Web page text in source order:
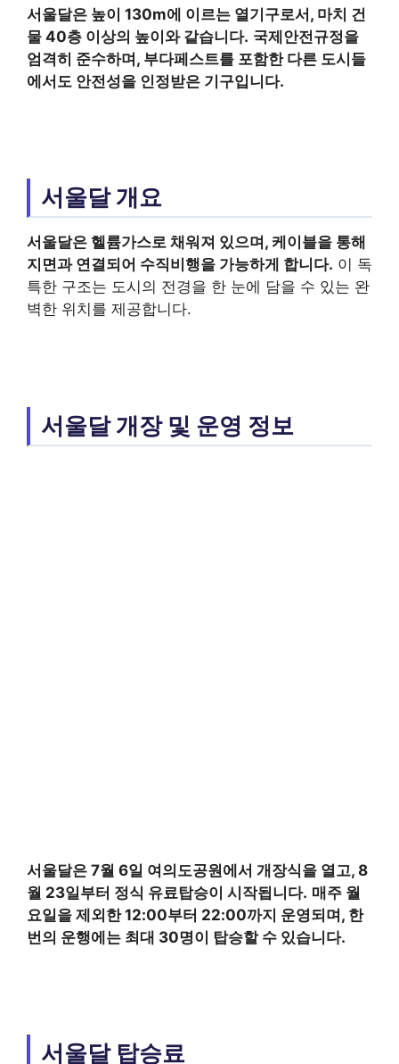
서울달은 높이 130m에 이르는 열기구로서, 마치 건
물 40층 이상의 높이와 같습니다. 국제안전규정을
엄격히 준수하며, 부다페스트를 포함한 다른 도시들
에서도 안전성을 인정받은 기구입니다.
서울달 개요
서울달은 헬륨가스로 채워져 있으며, 케이블을 통해
지면과 연결되어 수직비행을 가능하게 합니다. 이 독
특한 구조는 도시의 전경을 한 눈에 담을 수 있는 완
벽한 위치를 제공합니다.
서울달 개장 및 운영 정보
서울달은 7월 6일 여의도공원에서 개장식을 열고, 8
월 23일부터 정식 유료탑승이 시작됩니다. 매주 월
요일을 제외한 12:00부터 22:00까지 운영되며, 한
번의 운행에는 최대 30명이 탑승할 수 있습니다.
서울달 탑승료